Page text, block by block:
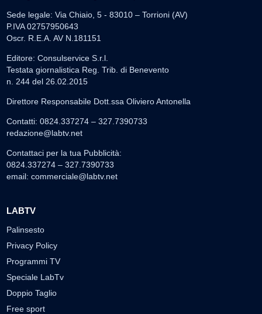
Sede legale: Via Chiaio, 5 - 83010 – Torrioni (AV)
P.IVA 02757950643
Oscr. R.E.A. AV N.181151
Editore: Consulservice S.r.l.
Testata giornalistica Reg. Trib. di Benevento
n. 244 del 26.02.2015
Direttore Responsabile Dott.ssa Oliviero Antonella
Contatti: 0824.337274 – 327.7390733
redazione@labtv.net
Contattaci per la tua Pubblicità:
0824.337274 – 327.7390733
email: commerciale@labtv.net
LABTV
Palinsesto
Privacy Policy
Programmi TV
Speciale LabTv
Doppio Taglio
Free sport